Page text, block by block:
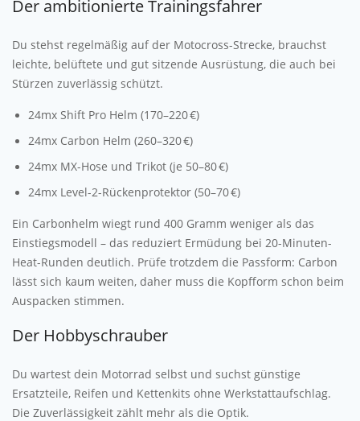
Der ambitionierte Trainingsfahrer
Du stehst regelmäßig auf der Motocross-Strecke, brauchst
leichte, belüftete und gut sitzende Ausrüstung, die auch bei
Stürzen zuverlässig schützt.
24mx Shift Pro Helm (170–220 €)
24mx Carbon Helm (260–320 €)
24mx MX-Hose und Trikot (je 50–80 €)
24mx Level-2-Rückenprotektor (50–70 €)
Ein Carbonhelm wiegt rund 400 Gramm weniger als das
Einstiegsmodell – das reduziert Ermüdung bei 20-Minuten-
Heat-Runden deutlich. Prüfe trotzdem die Passform: Carbon
lässt sich kaum weiten, daher muss die Kopfform schon beim
Auspacken stimmen.
Der Hobbyschrauber
Du wartest dein Motorrad selbst und suchst günstige
Ersatzteile, Reifen und Kettenkits ohne Werkstattaufschlag.
Die Zuverlässigkeit zählt mehr als die Optik.